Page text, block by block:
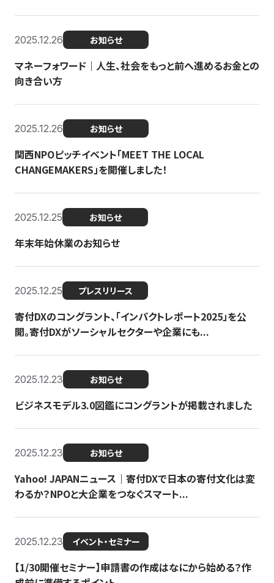
2025.12.26 お知らせ
マネーフォワード｜人生、社会をもっと前へ進めるお金との
向き合い方
2025.12.26 お知らせ
関西NPOピッチイベント「MEET THE LOCAL
CHANGEMAKERS」を開催しました！
2025.12.25 お知らせ
年末年始休業のお知らせ
2025.12.25 プレスリリース
寄付DXのコングラント、「インパクトレポート2025」を公
開。寄付DXがソーシャルセクターや企業にも...
2025.12.23 お知らせ
ビジネスモデル3.0図鑑にコングラントが掲載されました
2025.12.23 お知らせ
Yahoo! JAPANニュース｜寄付DXで日本の寄付文化は変
わるか？NPOと大企業をつなぐスマート...
2025.12.23 イベント・セミナー
【1/30開催セミナー】申請書の作成はなにから始める？作